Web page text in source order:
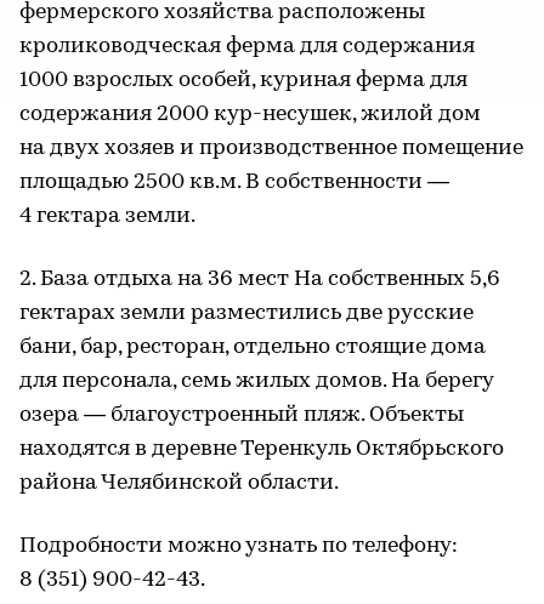
фермерского хозяйства расположены
кролиководческая ферма для содержания
1000 взрослых особей, куриная ферма для
содержания 2000 кур-несушек, жилой дом
на двух хозяев и производственное помещение
площадью 2500 кв.м. В собственности —
4 гектара земли.
2. База отдыха на 36 мест На собственных 5,6
гектарах земли разместились две русские
бани, бар, ресторан, отдельно стоящие дома
для персонала, семь жилых домов. На берегу
озера — благоустроенный пляж. Объекты
находятся в деревне Теренкуль Октябрьского
района Челябинской области.
Подробности можно узнать по телефону:
8 (351) 900-42-43.